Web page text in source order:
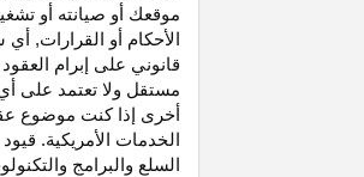
موقعك أو صيانته أو
الأحكام أو القرارات,
قانوني على إبرام
مستقل ولا تعتمد على
أخرى إذا كنت موضوع
الخدمات الأمريكية.
السلع والبرامج